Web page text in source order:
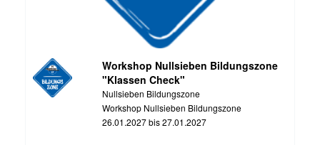
Workshop Nullsieben Bildungszone
"Klassen Check"
Nullsieben Bildungszone
Workshop Nullsieben Bildungszone
26.01.2027 bis 27.01.2027